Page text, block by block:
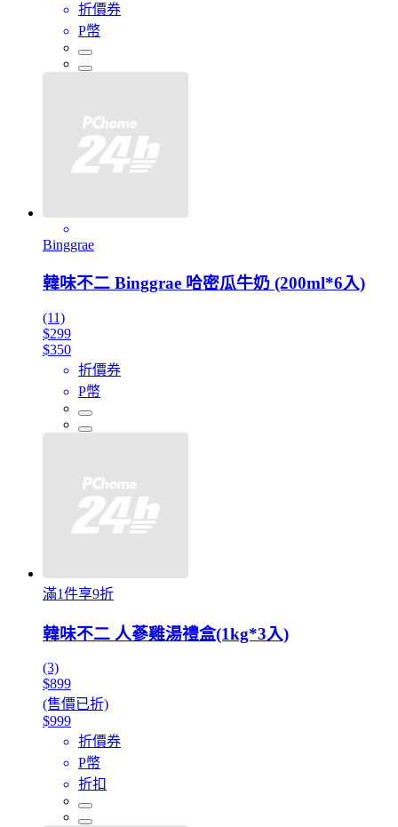
折價券
P幣
Binggrae
韓味不二 Binggrae 哈密瓜牛奶 (200ml*6入)
(11)
$299
$350
折價券
P幣
滿1件享9折
韓味不二 人蔘雞湯禮盒(1kg*3入)
(3)
$899
(售價已折)
$999
折價券
P幣
折扣